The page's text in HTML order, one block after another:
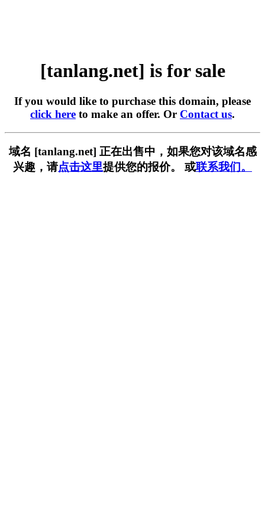
[tanlang.net] is for sale
If you would like to purchase this domain, please
click here to make an offer. Or Contact us.
域名 [tanlang.net] 正在出售中，如果您对该域名感
兴趣，请点击这里提供您的报价。 或联系我们。